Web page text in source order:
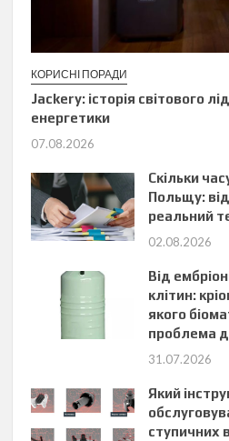
КОРИСНІ ПОРАДИ
Jackery: історія світового
енергетики
07.08.2026
Скільки
Польщу:
реальний
02.08.2026
Від
клітин:
якого
проблема
31.07.2026
Який
ступичних